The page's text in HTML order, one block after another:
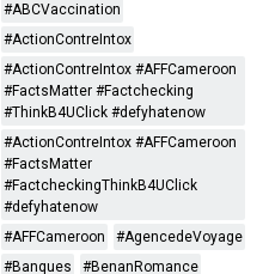
#ABCVaccination
#ActionContreIntox
#ActionContreIntox #AFFCameroon
#FactsMatter #Factchecking
#ThinkB4UClick #defyhatenow
#ActionContreIntox #AFFCameroon
#FactsMatter
#FactcheckingThinkB4UClick
#defyhatenow
#AFFCameroon
#AgencedeVoyage
#Banques
#BenanRomance